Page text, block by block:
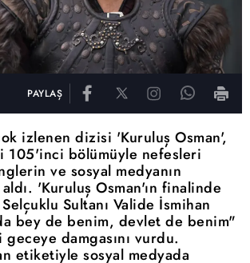
PAYLAŞ
izlenen dizisi 'Kuruluş Osman',
105'inci bölümüyle nefesleri
ve sosyal medyanın
'Kuruluş Osman'ın finalinde
Sultanı Valide İsmihan
bey de benim, devlet de benim"
damgasını vurdu.
etiketiyle sosyal medyada